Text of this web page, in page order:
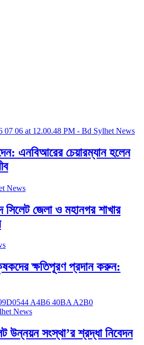
এনবিআরের চেয়ারম্যান হলেন
সিলেট জেলা ও মহানগর শাখার
ক্ষতিপূরণ প্রদান করুন:
উন্নয়ন সংস্থা’র শ্রদ্ধা নিবেদন